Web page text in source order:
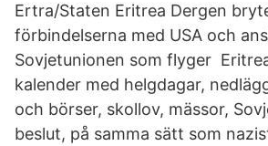
Ertra/Staten Eritrea Dergen
förbindelserna med USA och
Sovjetunionen som flyger
kalender med helgdagar,
och börser, skollov, mässor,
beslut, på samma sätt som